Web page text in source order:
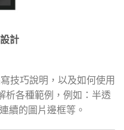
計
技巧說明，以及如何使用
析各種範例，例如：半透
續的圖片邊框等。